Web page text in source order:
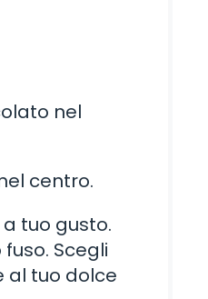
nel
centro.
tuo gusto.
Scegli
al tuo dolce